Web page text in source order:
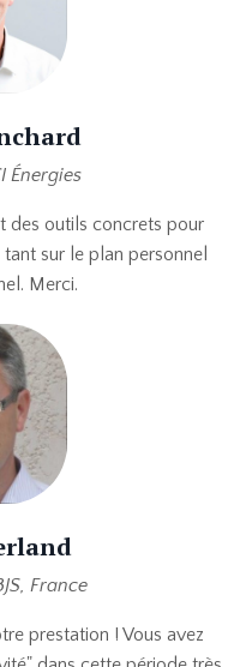
Énergies
des outils concrets pour
sur le plan personnel
Merci.
France
prestation ! Vous avez